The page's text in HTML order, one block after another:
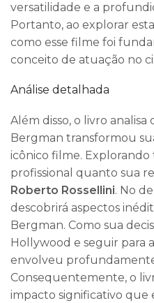
versatilidade e a
Portanto, ao explorar
como esse filme foi
conceito de atuação no
Análise detalhada
Além disso, o livro
Bergman transformou
icônico filme.
profissional quanto sua
Roberto Rossellini. No
descobrirá aspectos
Bergman. Como sua
Hollywood e seguir para
envolveu
Consequentemente, o
impacto significativo que